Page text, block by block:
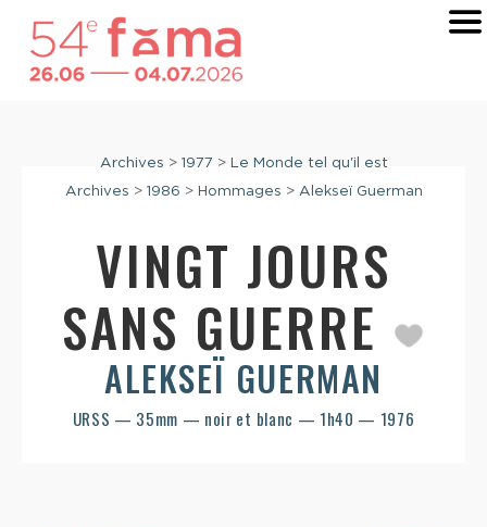
Archives > 1977 > Le Monde tel qu'il est
Archives > 1986 > Hommages > Alekseï Guerman
VINGT JOURS
SANS GUERRE
ALEKSEÏ GUERMAN
URSS — 35mm — noir et blanc — 1h40 — 1976